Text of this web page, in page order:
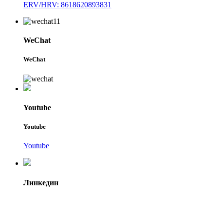
ERV/HRV: 8618620893831
WeChat
WeChat
Youtube
Youtube
Youtube
Линкедин